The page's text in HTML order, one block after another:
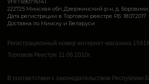
222725 Минская обл.,Дзержинский р-н, д.
Дата регистрации в Торговом реестре РБ: 18.07.2017
Доставка по Минску и Беларуси
Регистрационный номер интернет-магазина
Торговом Реестре 11.06.2010г.
В соответствии с законодательством Республики